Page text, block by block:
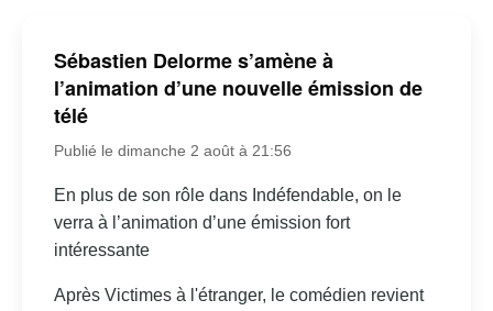
Sébastien Delorme s’amène à
l’animation d’une nouvelle émission de
télé
Publié le dimanche 2 août à 21:56
En plus de son rôle dans Indéfendable, on le
verra à l’animation d’une émission fort
intéressante
Après Victimes à l'étranger, le comédien revient